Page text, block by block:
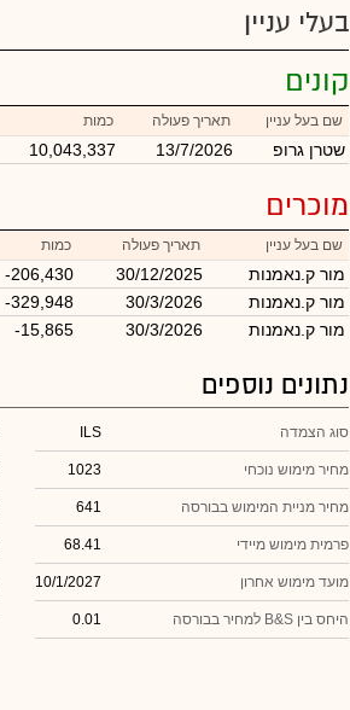
בעלי עניין
קונים
שם בעל עניין תאריך פעולה כמות
שטרן גרופ 13/7/2026
10,043,337
מוכרים
שם בעל עניין תאריך פעולה כמות
מור ק.נאמנות 30/12/2025
-206,430
מור ק.נאמנות
30/3/2026
-329,948
מור ק.נאמנות
30/3/2026
-15,865
נתונים נוספים
סוג הצמדה ILS
מחיר מימוש נוכחי 1023
מחיר מניית המימוש בבורסה 641
פרמית מימוש מיידי 68.41
מועד מימוש אחרון 10/1/2027
היחס בין B&S למחיר בבורסה 0.01